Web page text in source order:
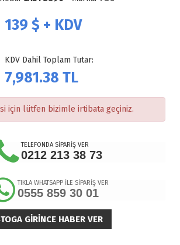
139 $ + KDV
KDV Dahil Toplam Tutar:
7,981.38 TL
için lütfen bizimle irtibata geçiniz.
TELEFONDA SİPARİŞ VER
0212 213 38 73
TIKLA WHATSAPP İLE SİPARİŞ VER
0555 859 30 01
GIRINCE HABER VER